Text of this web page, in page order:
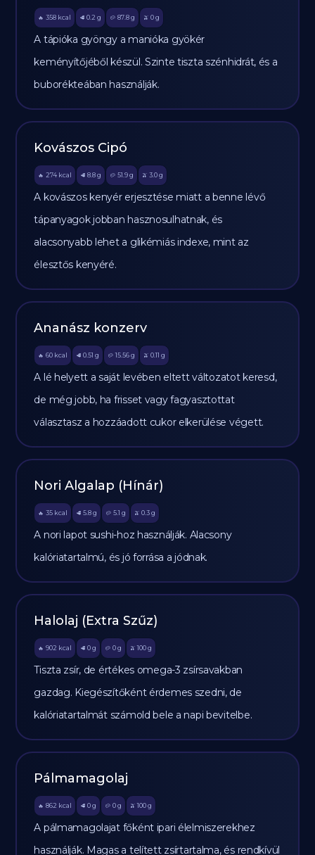
🔥 358 kcal 🥩 0.2 g 🥔 87.8g 🫒 0 g
A tápióka gyöngy a manióka gyökér
keményítőjéből készül. Szinte tiszta szénhidrát, és a
buborékteában használják.
Kovászos Cipó
🔥 274 kcal 🥩 8.8 g 🥔 51.9g 🫒 3.0 g
A kovászos kenyér erjesztése miatt a benne lévő
tápanyagok jobban hasznosulhatnak, és
alacsonyabb lehet a glikémiás indexe, mint az
élesztős kenyéré.
Ananász konzerv
🔥 60 kcal 🥩 0.51 g 🥔 15.56g 🫒 0.11 g
A lé helyett a saját levében eltett változatot keresd,
de még jobb, ha frisset vagy fagyasztottat
választasz a hozzáadott cukor elkerülése végett.
Nori Algalap (Hínár)
🔥 35 kcal 🥩 5.8 g 🥔 5.1 g 🫒 0.3 g
A nori lapot sushi-hoz használják. Alacsony
kalóriatartalmú, és jó forrása a jódnak.
Halolaj (Extra Szűz)
🔥 902 kcal 🥩 0 g 🥔 0g 🫒 100 g
Tiszta zsír, de értékes omega-3 zsírsavakban
gazdag. Kiegészítőként érdemes szedni, de
kalóriatartalmát számold bele a napi bevitelbe.
Pálmamagolaj
🔥 862 kcal 🥩 0 g 🥔 0g 🫒 100 g
A pálmamagolajat főként ipari élelmiszerekhez
használják. Magas a telített zsírtartalma, és rendkívül